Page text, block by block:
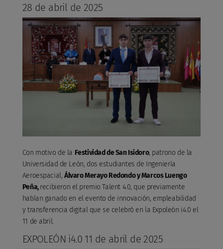
28 de abril de 2025
Con motivo de la Festividad de San Isidoro, patrono de la
Universidad de León, dos estudiantes de Ingeniería
Aeroespacial, Álvaro Merayo Redondo y Marcos Luengo
Peña,recibieron el premio Talent 4.0, que previamente
habían ganado en el evento de innovación, empleabilidad
y transferencia digital que se celebró en la Expoleón i4.0 el
11 de abril.
EXPOLEÓN i4.0 11 de abril de 2025